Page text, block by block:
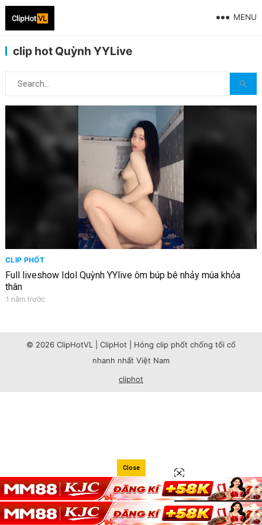
MENU
clip hot Quỳnh YYLive
CLIP PHỐT
Full liveshow Idol Quỳnh YYlive ôm búp bê nhảy múa khỏa
thân
1 năm trước
© 2026 ClipHotVL | ClipHot | Hóng clip phốt chống tối cổ
nhanh nhất Việt Nam
cliphot
Close